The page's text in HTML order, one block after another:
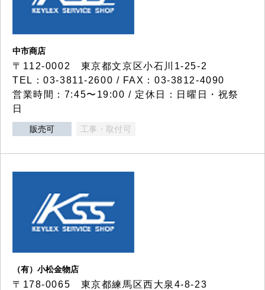
中市商店
〒112-0002 東京都文京区小石川1-25-2
TEL：03-3811-2600 / FAX：03-3812-4090
営業時間：7:45〜19:00 / 定休日：日曜日・祝祭
日
販売可 工事・取付可
（有）小松金物店
〒178-0065 東京都練馬区西大泉4-8-23